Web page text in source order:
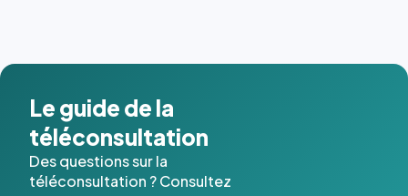
Le guide de la
téléconsultation
Des questions sur la
téléconsultation ? Consultez